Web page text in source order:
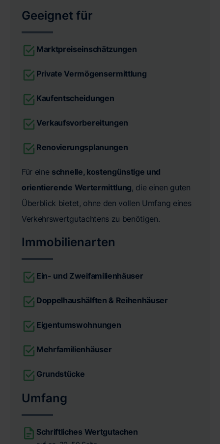
Geeignet für
Marktpreiseinschätzungen
Private Vermögensermittlung
Kaufentscheidungen
Verkaufsvorbereitungen
Renovierungsplanungen
Für eine schnelle, kostengünstige und
orientierende Wertermittlung, die einen guten
Überblick bietet, ohne den vollen Umfang eines
Verkehrswertgutachtens zu benötigen.
Immobilienarten
Ein- und Zweifamilienhäuser
Doppelhaushälften & Reihenhäuser
Eigentumswohnungen
Mehrfamilienhäuser
Grundstücke
Umfang
Schriftliches Wertgutachen